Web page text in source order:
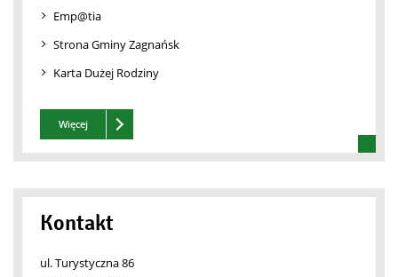
Emp@tia
Strona Gminy Zagnańsk
Karta Dużej Rodziny
WięcejZobacz też
Kontakt
ul. Turystyczna 86